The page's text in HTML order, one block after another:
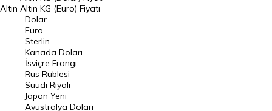
Euro Kuru
Pound Kuru
Frank Kuru
Riyal Kuru
Avustralya Doları
Altın Altın KG (Euro) Fiyatı
Dolar
Euro
Sterlin
Kanada Doları
İsviçre Frangı
Rus Rublesi
Suudi Riyali
Japon Yeni
Avustralya Doları